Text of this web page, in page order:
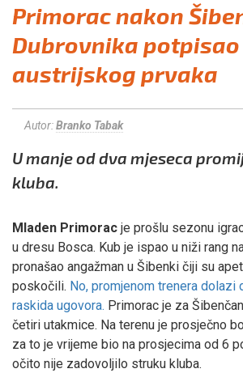
Primorac nakon
Dubrovnika potpisao
austrijskog prvaka
Autor:Branko Tabak
U manje od dva mjeseca
kluba.
Mladen Primorac je prošlu sezonu
u dresu Bosca. Kub je ispao u niži rang
pronašao angažman u Šibenki čiji su
poskočili. No, promjenom trenera dolazi
raskida ugovora. Primorac je za
četiri utakmice. Na terenu je prosječno
za to je vrijeme bio na prosjecima od 6
očito nije zadovoljilo struku kluba.